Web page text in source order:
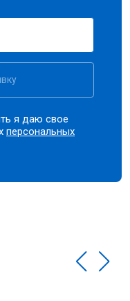
я даю свое
персональных